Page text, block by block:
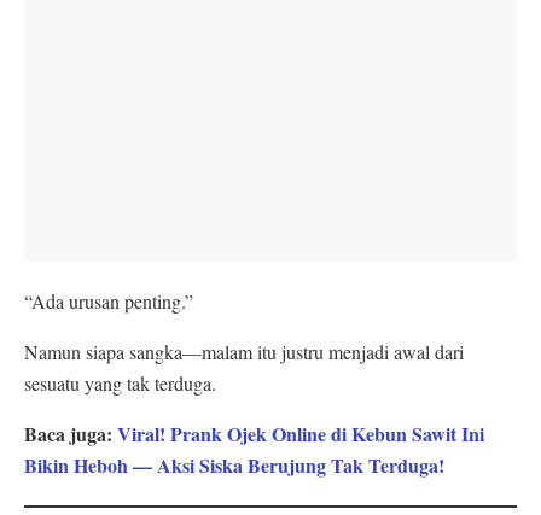
“Ada urusan penting.”
Namun siapa sangka—malam itu justru menjadi awal dari
sesuatu yang tak terduga.
Baca juga: Viral! Prank Ojek Online di Kebun Sawit Ini
Bikin Heboh — Aksi Siska Berujung Tak Terduga!